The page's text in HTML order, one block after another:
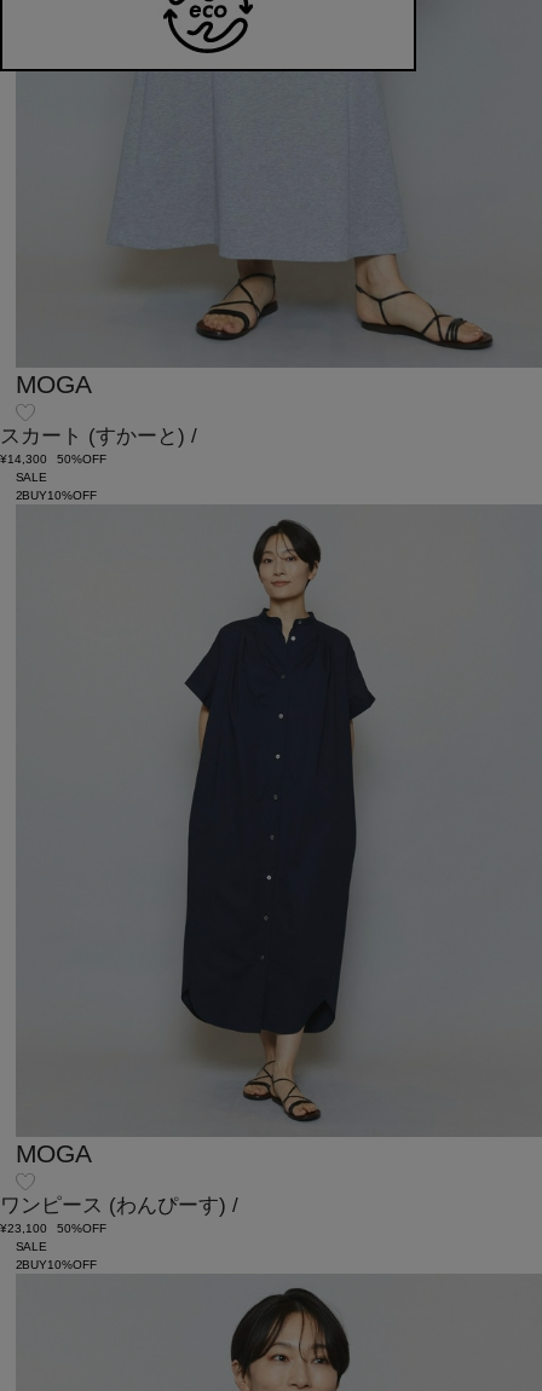
MOGA
スカート (すかーと) /
¥14,300
50%OFF
SALE
2BUY10%OFF
MOGA
ワンピース (わんぴーす) /
¥23,100
50%OFF
SALE
2BUY10%OFF